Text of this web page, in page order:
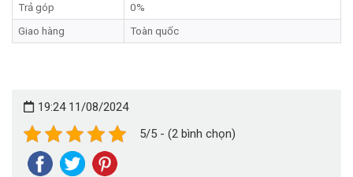
Trả góp
0%
Giao hàng
Toàn quốc
19:24 11/08/2024
5/5 - (2 bình chọn)